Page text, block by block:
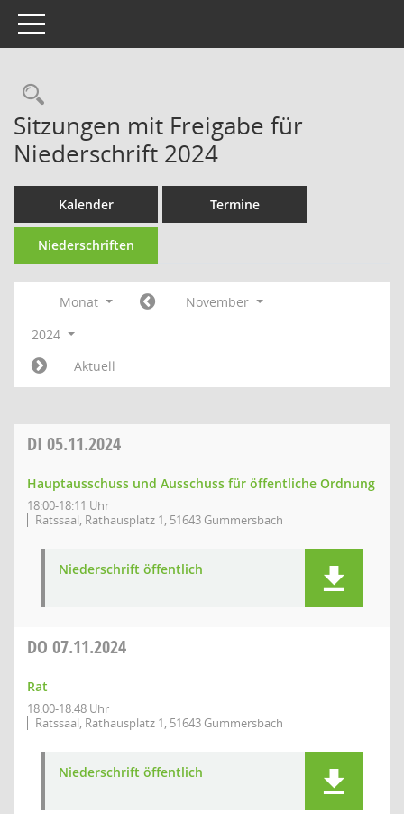
Toggle navigation
Rechercheauswahl
Sitzungen mit Freigabe für
Niederschrift 2024
Kalender Termine
Niederschriften
Monat
November
2024
Aktuell
DI 05.11.2024
Hauptausschuss und Ausschuss für öffentliche Ordnung
18:00-18:11 Uhr
Ratssaal, Rathausplatz 1, 51643 Gummersbach
Niederschrift öffentlich
DO 07.11.2024
Rat
18:00-18:48 Uhr
Ratssaal, Rathausplatz 1, 51643 Gummersbach
Niederschrift öffentlich